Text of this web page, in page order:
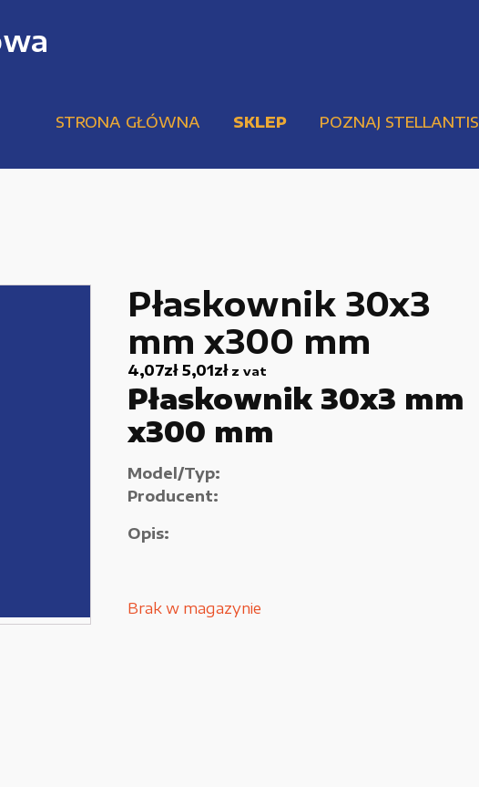
STRONA GŁÓWNA SKLEP POZNAJ STELLANTIS
Pompy i przekładnie
Urządzenia elektryczne
Urządzenia pneumatyczne i hydrauliczne
Używane narzędzia warsztatowe
Pozostałe
Płaskownik 30x3
mm x300 mm
4,07zł 5,01złz vat
Płaskownik 30x3 mm
x300 mm
Model/Typ:
Producent:
Opis:
Brak w magazynie